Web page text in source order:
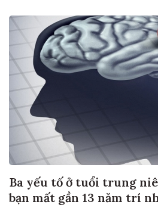
Ba yếu tố ở tuổi trung
bạn mất gần 13 năm trí